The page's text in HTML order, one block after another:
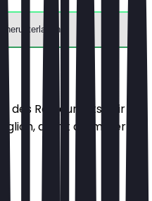
herunterladen
des Restaurants. Wir
damit du immer